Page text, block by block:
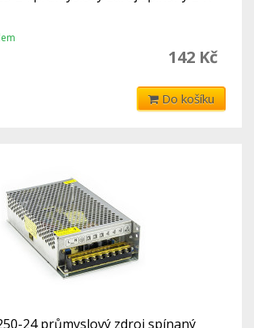
142 Kč
Do košíku
24 průmyslový zdroj spínaný